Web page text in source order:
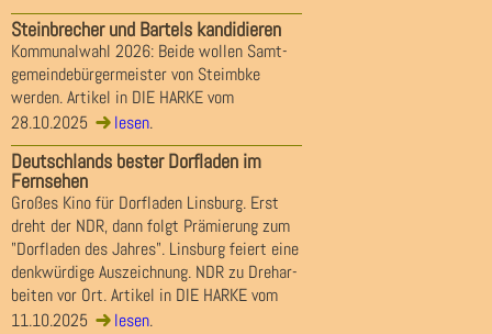
Steinbrecher und Bartels kandidieren
Kommunalwahl 2026: Beide wollen Samt-
gemeindebürgermeister von Steimbke
werden. Artikel in DIE HARKE vom
28.10.2025
lesen.
Deutschlands bester Dorfladen im
Fernsehen
Großes Kino für Dorfladen Linsburg. Erst
dreht der NDR, dann folgt Prämierung zum
"Dorfladen des Jahres". Linsburg feiert eine
denkwürdige Auszeichnung. NDR zu Drehar-
beiten vor Ort. Artikel in DIE HARKE vom
11.10.2025
lesen.